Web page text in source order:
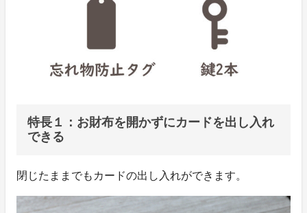
特長１：お財布を開かずにカードを出し入れ
できる
閉じたままでもカードの出し入れができます。